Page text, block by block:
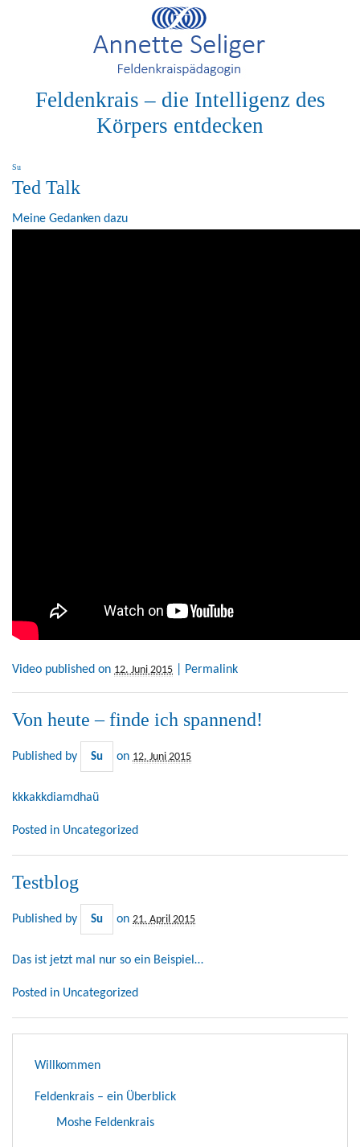
Feldenkrais – die Intelligenz des
Körpers entdecken
Su
Ted Talk
Meine Gedanken dazu
Video published on 12. Juni 2015 Permalink
Von heute – finde ich spannend!
Published by Su on 12. Juni 2015
kkkakkdiamdhaü
Posted in Uncategorized
Testblog
Published by Su on 21. April 2015
Das ist jetzt mal nur so ein Beispiel…
Posted in Uncategorized
Willkommen
Feldenkrais – ein Überblick
Moshe Feldenkrais